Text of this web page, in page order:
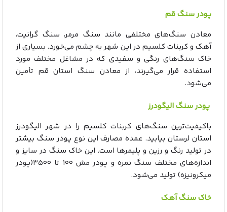
پودر سنگ قم
معادن سنگ‌های مختلفی مانند سنگ مرمر، سنگ گرانیت،
آهک و کربنات کلسیم در این شهر به چشم می‌خورد. بسیاری از
خاک سنگ‌های رنگی و سفیدی که در مشاغل مختلف مورد
استفاده قرار می‌گیرند، از معادن سنگ استان قم تأمین
می‌شود.
پودر سنگ الیگودرز
باکیفیت‌ترین سنگ‌های کربنات کلسیم را در شهر الیگودرز
استان لرستان بیابید. عمده مصارف این نوع پودر سنگ بیشتر
در تولید رنگ و رزین و پلیمرها است. این خاک سنگ در سایز و
اندازه‌های مختلف سنگ نمره و پودر مش ۱۰۰ تا ۳۵۰۰(پودر
میکرونیزه) تولید می‌شود.
خاک سنگ آهک